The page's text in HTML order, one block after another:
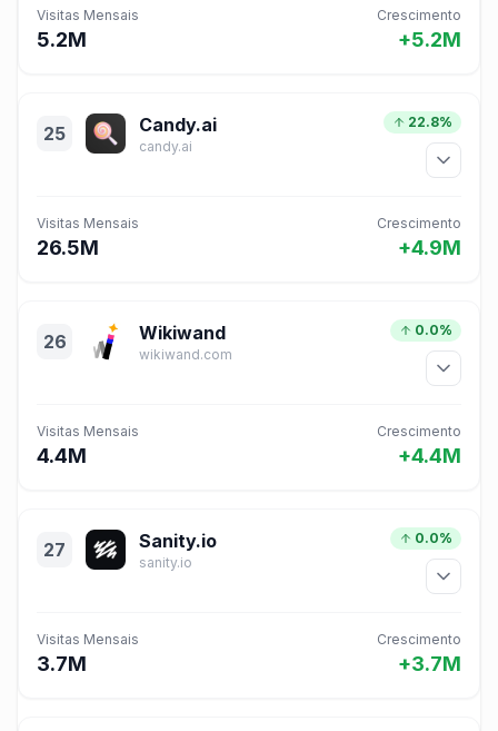
Visitas Mensais
5.2M
Crescimento
+5.2M
25 Candy.ai
candy.ai
22.8%
Visitas Mensais
26.5M
Crescimento
+4.9M
26 Wikiwand
wikiwand.com
0.0%
Visitas Mensais
4.4M
Crescimento
+4.4M
27 Sanity.io
sanity.io
0.0%
Visitas Mensais
3.7M
Crescimento
+3.7M